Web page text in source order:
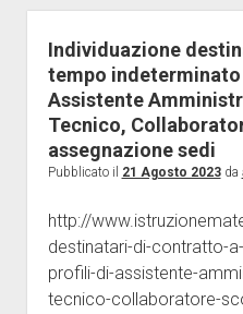
e
ATA
nuovo
di
posta
Individuazione
tempo
Assistente
Tecnico,
assegnazione sedi
Pubblicato il 21 Agosto 2023da
http://
destinatari-di-contratto-
profili-di-assistente-
tecnico-collaboratore-